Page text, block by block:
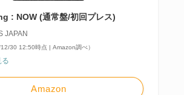
: NOW (通常盤/初回プレス)
JAPAN
12/30 12:50時点 | Amazon調べ）
る
Amazon